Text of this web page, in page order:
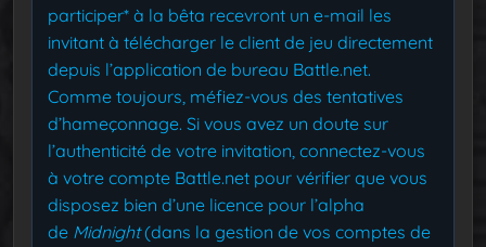
participer* à la bêta recevront un e-mail les
invitant à télécharger le client de jeu directement
depuis l’application de bureau Battle.net.
Comme toujours, méfiez-vous des tentatives
d’hameçonnage. Si vous avez un doute sur
l’authenticité de votre invitation, connectez-vous
à votre compte Battle.net pour vérifier que vous
disposez bien d’une licence pour l’alpha
de Midnight(dans la gestion de vos comptes de